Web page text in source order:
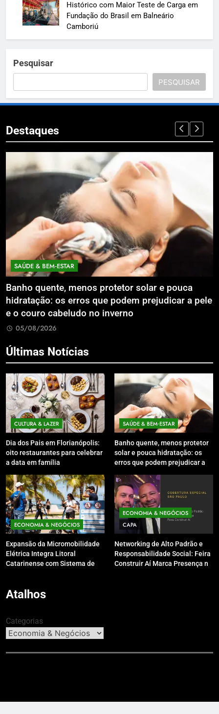
Histórico com Maior Teste de Carga em
Fundação do Brasil em Balneário
Camboriú
Pesquisar
PESQUISAR
Destaques
SAÚDE & BEM‑ESTAR
Banho quente, menos protetor solar e pouca
hidratação: os erros que podem prejudicar a pele
e o couro cabeludo no inverno
05/08/2026
Últimas Notícias
CULTURA & LAZER
Dia dos Pais em Florianópolis:
oito restaurantes para celebrar
a data em família
SAÚDE & BEM‑ESTAR
Banho quente, menos protetor
solar e pouca hidratação: os
erros que podem prejudicar a
inverno
ECONOMIA & NEGÓCIOS
Expansão da Micromobilidade
Elétrica Integra Litoral
Catarinense com Sistema de
ECONOMIA & NEGÓCIOS
CAPA
Networking de Alto Padrão e
Responsabilidade Social: Feira
Construir Aí Marca Presença no
Atalhos
Categorias